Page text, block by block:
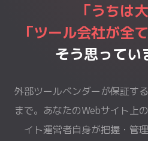
「うちは
「ツール会社が全
そう思ってい
外部ツールベンダーが保証す
まで。あなたのWebサイト上
イト運営者自身が把握・管